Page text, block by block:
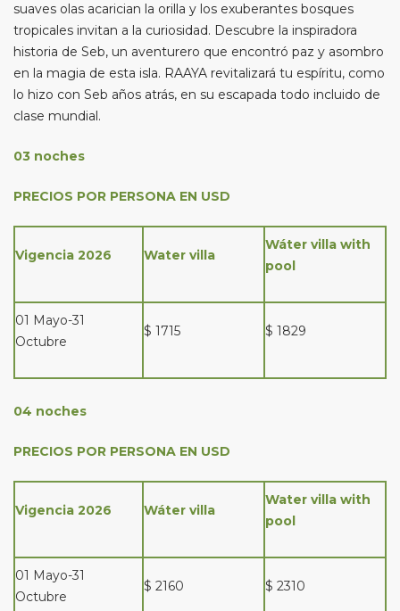
suaves olas acarician la orilla y los exuberantes bosques
tropicales invitan a la curiosidad. Descubre la inspiradora
historia de Seb, un aventurero que encontró paz y asombro
en la magia de esta isla. RAAYA revitalizará tu espíritu, como
lo hizo con Seb años atrás, en su escapada todo incluido de
clase mundial.
03 noches
PRECIOS POR PERSONA EN USD
Vigencia 2026 Water villa
Wáter villa with
pool
01 Mayo-31
Octubre
$ 1715 $ 1829
04 noches
PRECIOS POR PERSONA EN USD
Vigencia 2026 Wáter villa
Water villa with
pool
01 Mayo-31
Octubre
$ 2160 $ 2310